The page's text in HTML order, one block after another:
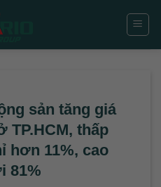
sản tăng giá
TP.HCM, thấp
hơn 11%, cao
81%